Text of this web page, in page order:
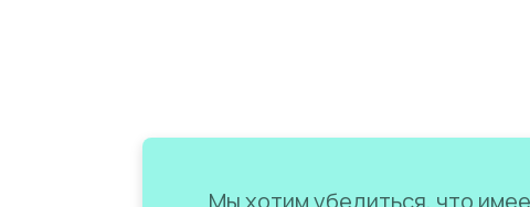
Мы хотим убедиться, что